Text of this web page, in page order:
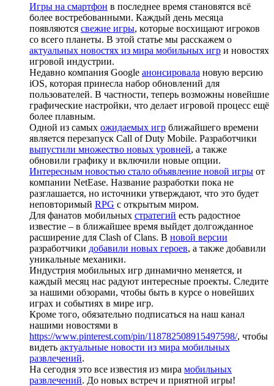
Игры на смартфон в последнее время становятся всё
более востребованными. Каждый день месяца
появляются свежие игры, которые восхищают игроков
со всего планеты. В этой статье мы расскажем о
актуальных новостях из мира мобильных игр и новостях
игровой индустрии.
Недавно компания Google анонсировала новую версию
iOS, которая принесла набор обновлений для
пользователей. В частности, теперь возможны новейшие
графические настройки, что делает игровой процесс ещё
более плавным.
Одной из самых ожидаемых игр ближайшего времени
является перезапуск Call of Duty Mobile. Разработчики
выпустили множество новых уровней, а также
обновили графику и включили новые опции.
Интересным новостью стало объявление новой игры от
компании NetEase. Название разработки пока не
разглашается, но источники утверждают, что это будет
неповторимый RPG с открытым миром.
Для фанатов мобильных стратегий есть радостное
известие – в ближайшее время выйдет долгожданное
расширение для Clash of Clans. В новой версии
разработчики добавили новых героев, а также добавили
уникальные механики.
Индустрия мобильных игр динамично меняется, и
каждый месяц нас радуют интересные проекты. Следите
за нашими обзорами, чтобы быть в курсе о новейших
играх и событиях в мире игр.
Кроме того, обязательно подписаться на наш канал
нашими новостями в
https://www.pinterest.com/pin/118782508915497598/, чтобы
видеть актуальные новости из мира мобильных
развлечений.
На сегодня это все известия из мира мобильных
развлечений. До новых встреч и приятной игры!